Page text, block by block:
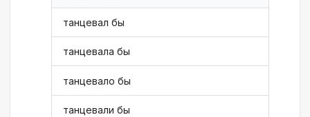
танцевал бы
танцевала бы
танцевало бы
танцевали бы